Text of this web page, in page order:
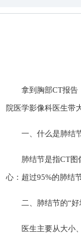
拿到胸部CT报告
院医学影像科医生带
一、什么是肺结
肺结节是指CT
心：超过95%的肺结
二、肺结节的“好
医生主要从大小